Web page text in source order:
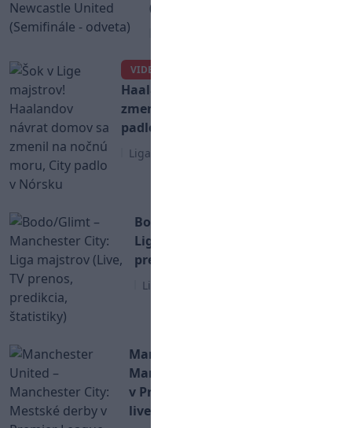
(Semifinále - odveta)
VIDEO
Haalandov návrat domov sa
zmenil na nočnú moru, City
padlo v Nórsku
Liga Majstrov
Bodo/Glimt – Manchester City:
Liga majstrov (Live, TV prenos,
predikcia, štatistiky)
Liga Majstrov
Manchester United –
Manchester City: Mestské derby
v Premier League. Kde sledovať
live?